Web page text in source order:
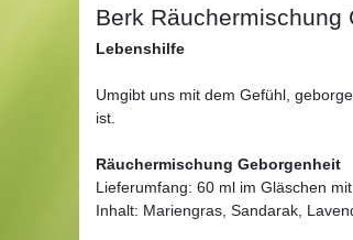
Berk Räuchermischung
Lebenshilfe
Umgibt uns mit dem Gefühl,
ist.
Räuchermischung Geborgenheit
Lieferumfang: 60 ml im Gläschen
Inhalt: Mariengras, Sandarak,